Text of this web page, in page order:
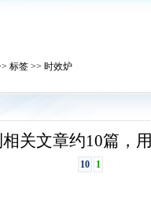
标签 >> 时效炉
关文章约10篇，
10 1